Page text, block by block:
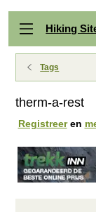
Hiking
Tags
therm-a-rest
Registreeren